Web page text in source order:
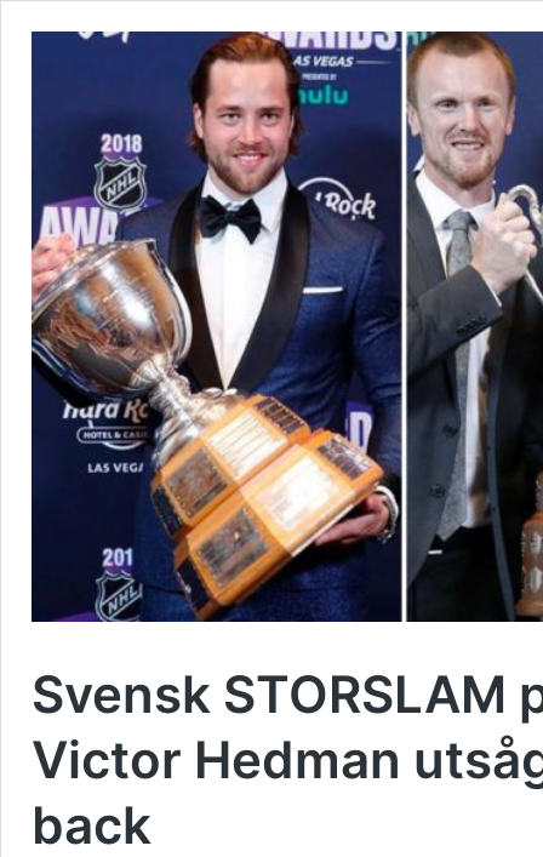
Svensk STORSLAM
Victor Hedman
back